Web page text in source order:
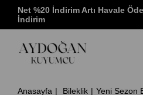
Net %20 İndirim Artı Havale
İndirim
Anasayfa Bileklik Yeni Sezon